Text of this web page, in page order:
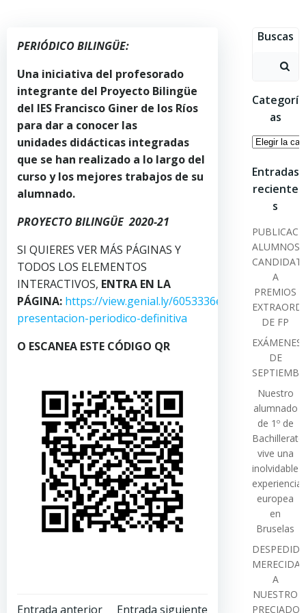
PERIÓDICO BILINGÜE:
Una iniciativa del profesorado
integrante del Proyecto Bilingüe
del IES Francisco Giner de los Ríos
para dar a conocer las
unidades didácticas integradas
que se han realizado a lo largo del
curso y los mejores trabajos de su
alumnado.
PROYECTO BILINGÜE 2020-21
SI QUIERES VER MÁS PÁGINAS Y
TODOS LOS ELEMENTOS
INTERACTIVOS, ENTRA EN LA
PÁGINA: https://view.genial.ly/
presentacion-periodico-definitiva
O ESCANEA ESTE CÓDIGO QR
Entrada anterior Entrada siguiente
Buscas
Buscar:
Categorí
as
Entradas
reciente
s
ALUMNOS
A
PREMIOS
DE FP
EXÁMENES
DE
Nuestro
alumnado
de 1º de
Bachillerato
vive una
inolvidable
experiencia
europea
en
Bruselas
DESPEDIDA
MERECIDA
A
NUESTRO
PRECIADO